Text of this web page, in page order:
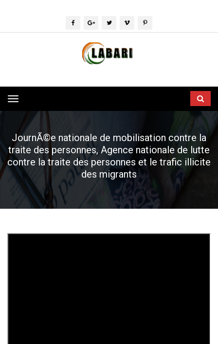
Toggle
navigation
JournÃ©e nationale de mobilisation contre la
traite des personnes, Agence nationale de lutte
contre la traite des personnes et le trafic illicite
des migrants